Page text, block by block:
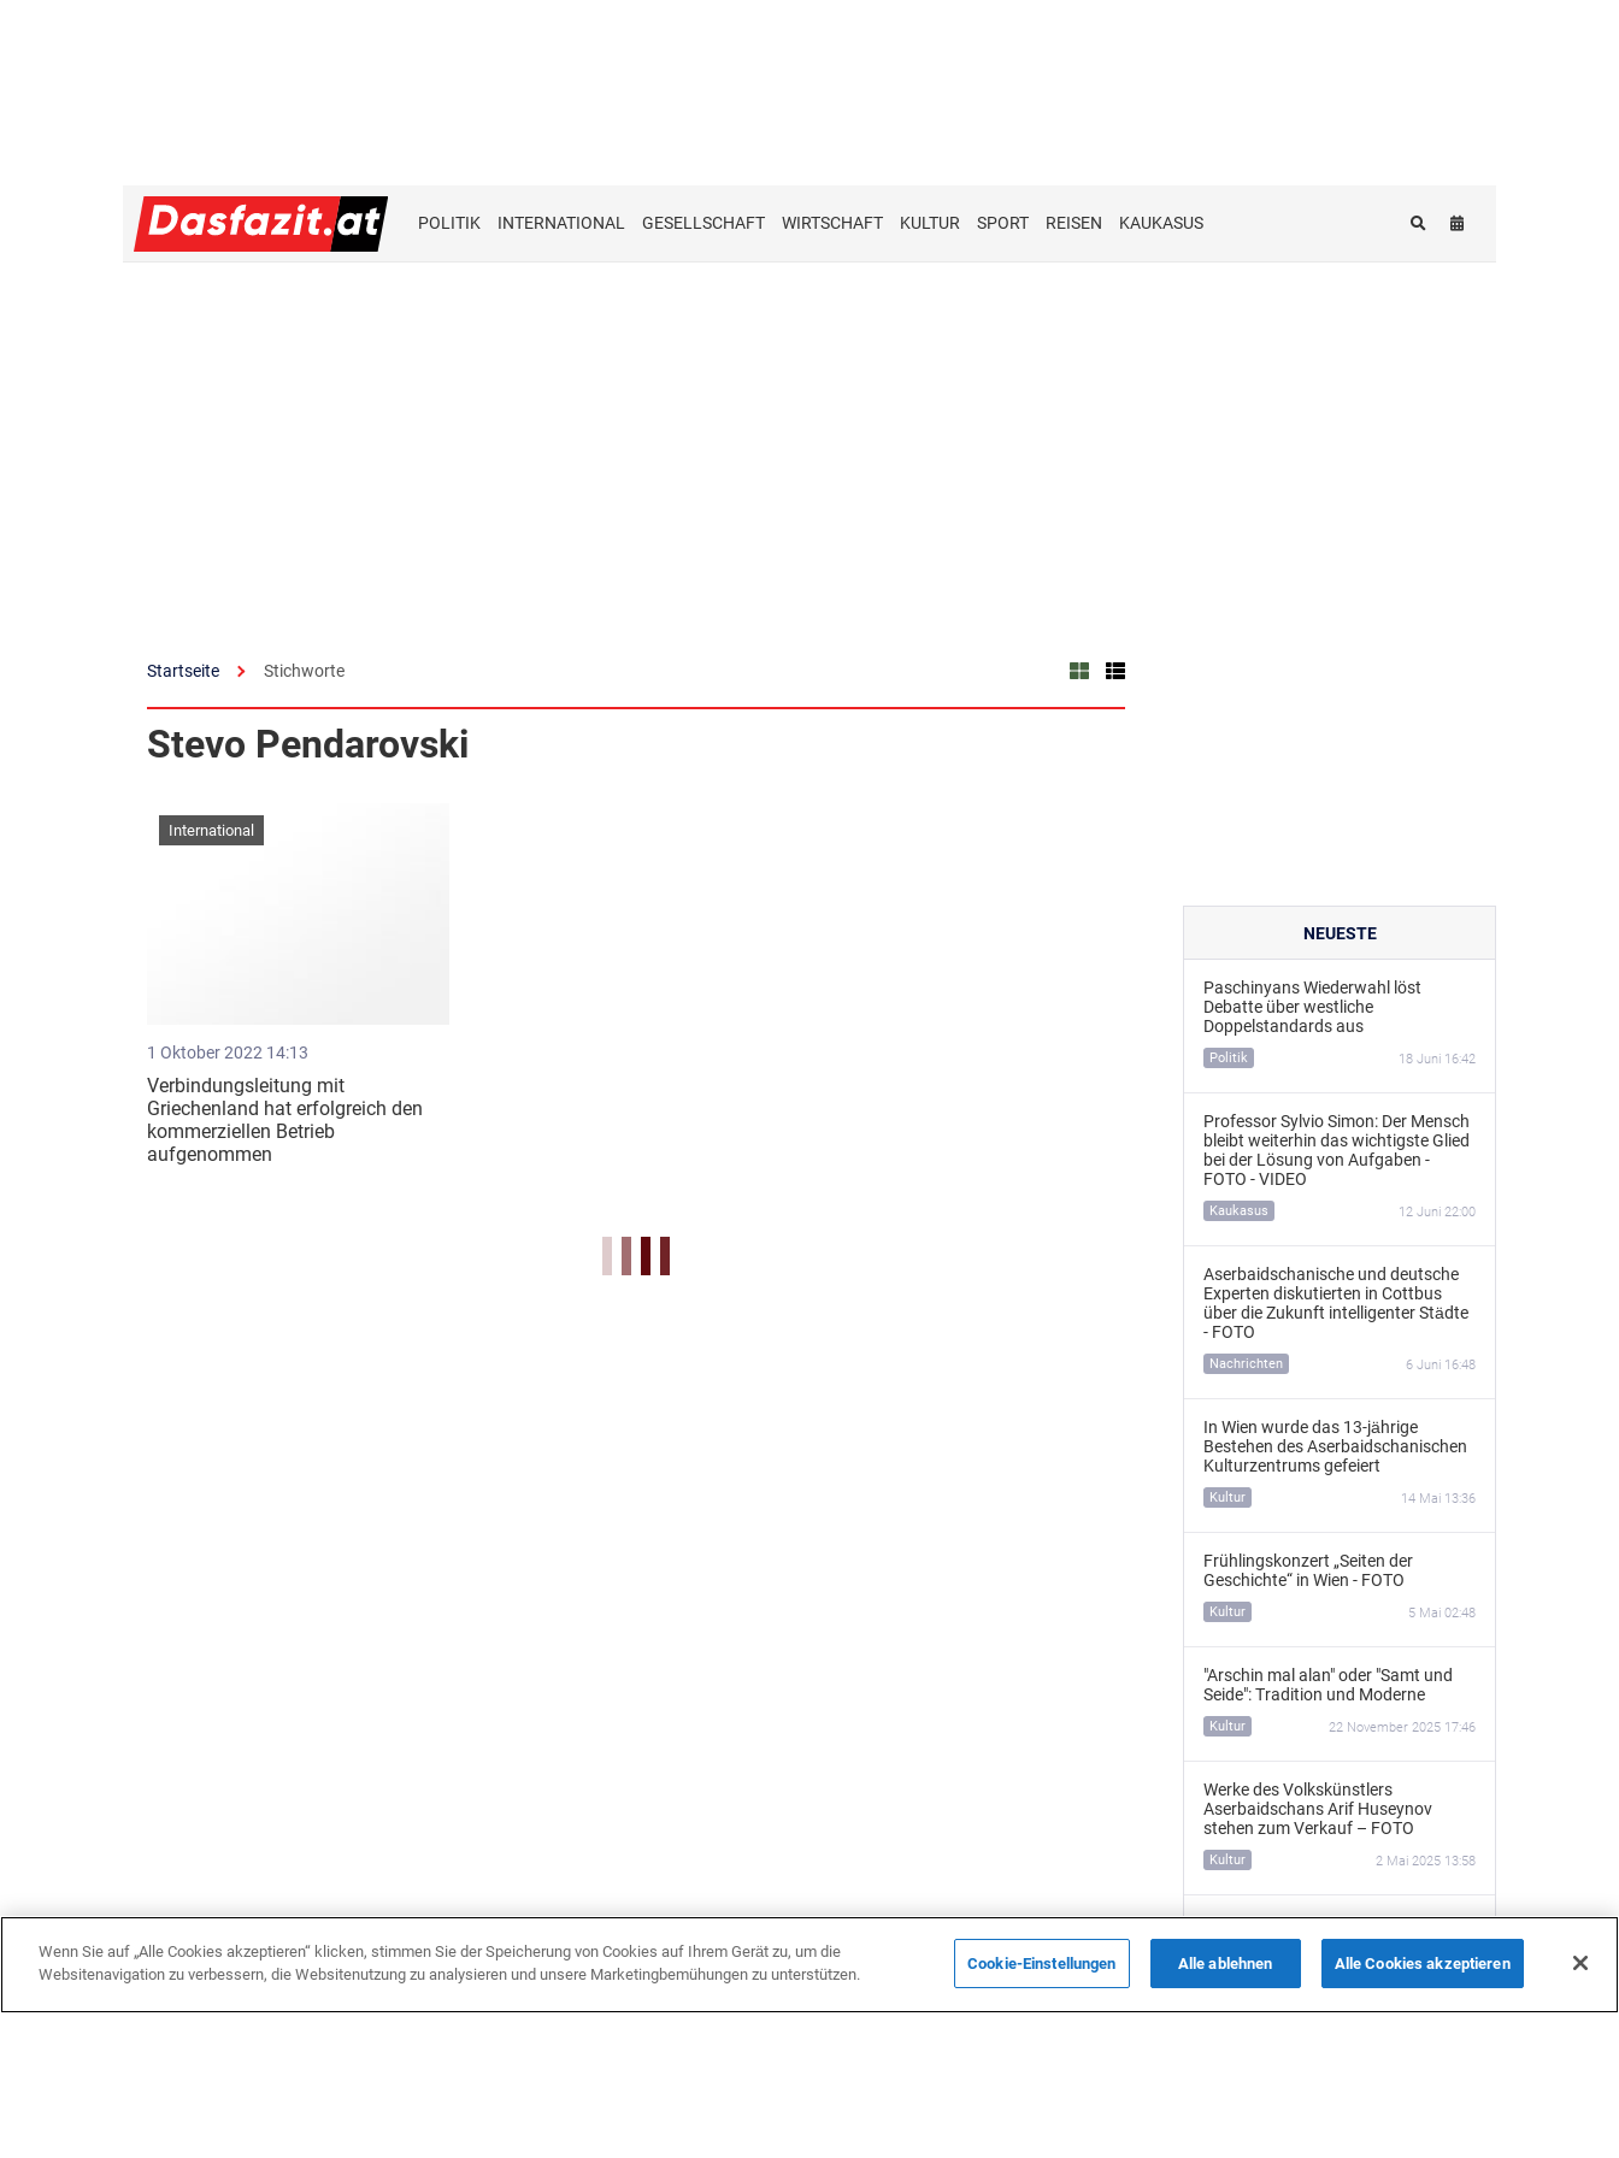
POLITIK INTERNATIONAL GESELLSCHAFT WIRTSCHAFT KULTUR SPORT REISEN KAUKASUS
Startseite Stichworte
Stevo Pendarovski
1 Oktober 2022 14:13
Verbindungsleitung mit
Griechenland hat erfolgreich den
kommerziellen Betrieb
aufgenommen
International
NEUESTE
Paschinyans Wiederwahl löst
Debatte über westliche
Doppelstandards aus
Politik 18 Juni 16:42
Professor Sylvio Simon: Der Mensch
bleibt weiterhin das wichtigste Glied
bei der Lösung von Aufgaben -
FOTO - VIDEO
Kaukasus 12 Juni 22:00
Aserbaidschanische und deutsche
Experten diskutierten in Cottbus
über die Zukunft intelligenter Städte
- FOTO
Nachrichten 6 Juni 16:48
In Wien wurde das 13‑jährige
Bestehen des Aserbaidschanischen
Kulturzentrums gefeiert
Kultur 14 Mai 13:36
Frühlingskonzert „Seiten der
Geschichte“ in Wien - FOTO
Kultur 5 Mai 02:48
"Arschin mal alan" oder "Samt und
Seide": Tradition und Moderne
Kultur 22 November 2025 17:46
Werke des Volkskünstlers
Aserbaidschans Arif Huseynov
stehen zum Verkauf – FOTO
Kultur 2 Mai 2025 13:58
Der deutsche Architekt von Baku -
Nikolaus von der Nonne
(Videoreportage)
Kultur
ALLE NACHRICHTEN
Wenn Sie auf „Alle Cookies akzeptieren“ klicken, stimmen Sie der Speicherung von Cookies auf Ihrem Gerät zu, um die
Websitenavigation zu verbessern, die Websitenutzung zu analysieren und unsere Marketingbemühungen zu unterstützen.
Cookie-Einstellungen Alle ablehnen Alle Cookies akzeptieren